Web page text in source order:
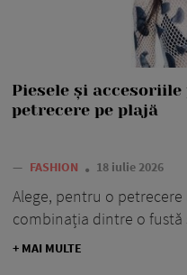
Piesele și
petrecere pe plajă
— FASHION 18 iulie 2026
Alege, pentru o
combinația dintre o
+ MAI MULTE